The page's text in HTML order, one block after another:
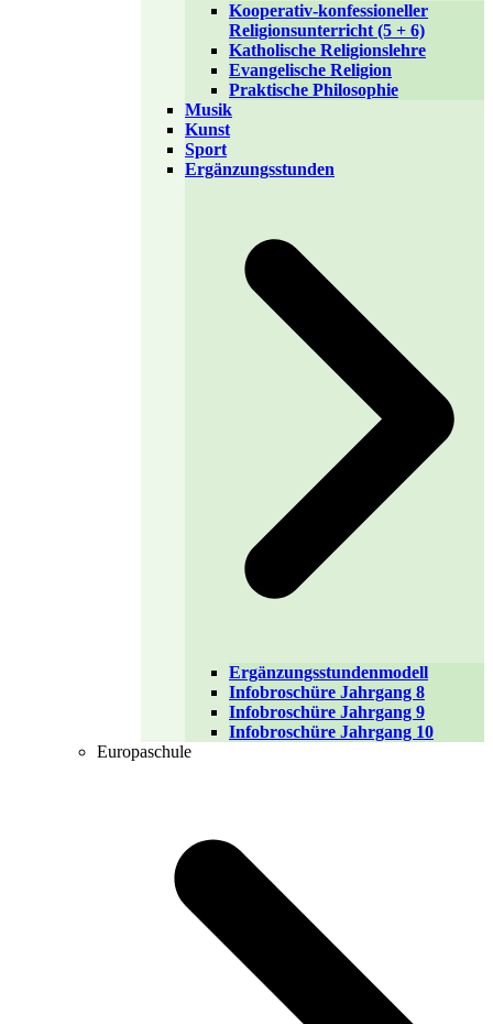
Kooperativ-konfessioneller
Religionsunterricht (5 + 6)
Katholische Religionslehre
Evangelische Religion
Praktische Philosophie
Musik
Kunst
Sport
Ergänzungsstunden
Ergänzungsstundenmodell
Infobroschüre Jahrgang 8
Infobroschüre Jahrgang 9
Infobroschüre Jahrgang 10
Europaschule